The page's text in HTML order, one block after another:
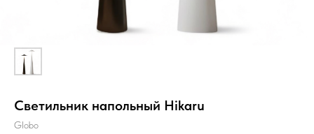
Светильник напольный Hikaru
Globo